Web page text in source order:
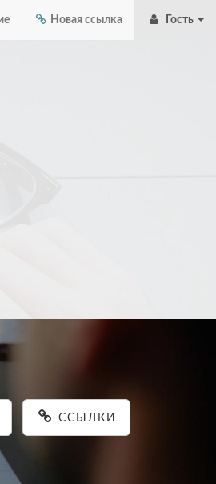
Новая ссылка Гость
later-
ССЫЛКИ